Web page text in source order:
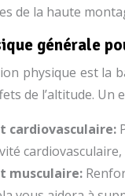
de la haute
générale
physique est la
de l’altitude.
cardiovasculaire:
musculaire: